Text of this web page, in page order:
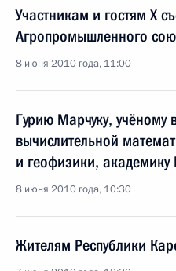
Участникам и гостям X
Агропромышленного
8 июня 2010 года, 11:00
Гурию Марчуку, учёному
вычислительной
и геофизики, академику
8 июня 2010 года, 10:30
Жителям Республики